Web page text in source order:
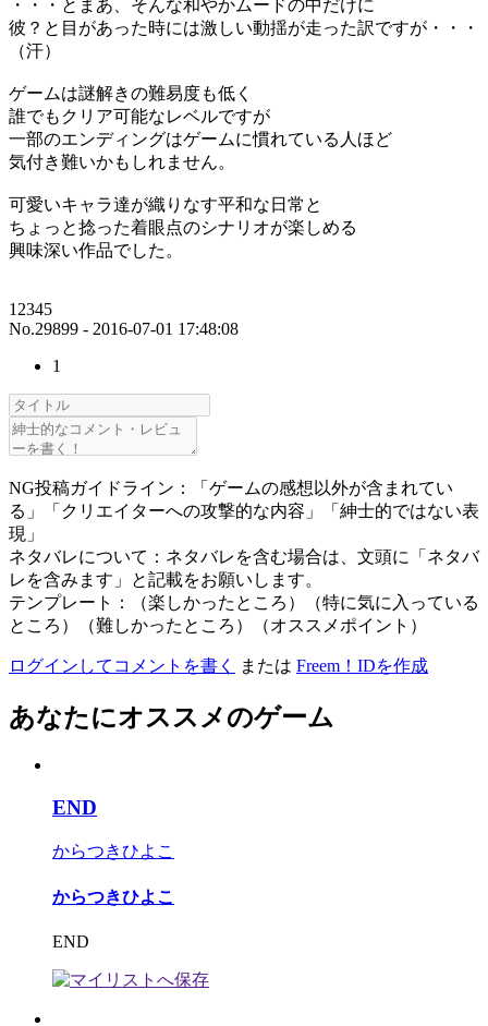
・・・とまあ、そんな和やかムードの中だけに
彼？と目があった時には激しい動揺が走った訳ですが・・・
（汗）
ゲームは謎解きの難易度も低く
誰でもクリア可能なレベルですが
一部のエンディングはゲームに慣れている人ほど
気付き難いかもしれません。
可愛いキャラ達が織りなす平和な日常と
ちょっと捻った着眼点のシナリオが楽しめる
興味深い作品でした。
12345
No.29899 - 2016-07-01 17:48:08
1
NG投稿ガイドライン：「ゲームの感想以外が含まれてい
る」「クリエイターへの攻撃的な内容」「紳士的ではない表
現」
ネタバレについて：ネタバレを含む場合は、文頭に「ネタバ
レを含みます」と記載をお願いします。
テンプレート：（楽しかったところ）（特に気に入っている
ところ）（難しかったところ）（オススメポイント）
ログインしてコメントを書く または Freem！IDを作成
あなたにオススメのゲーム
END
からつきひよこ
からつきひよこ
END